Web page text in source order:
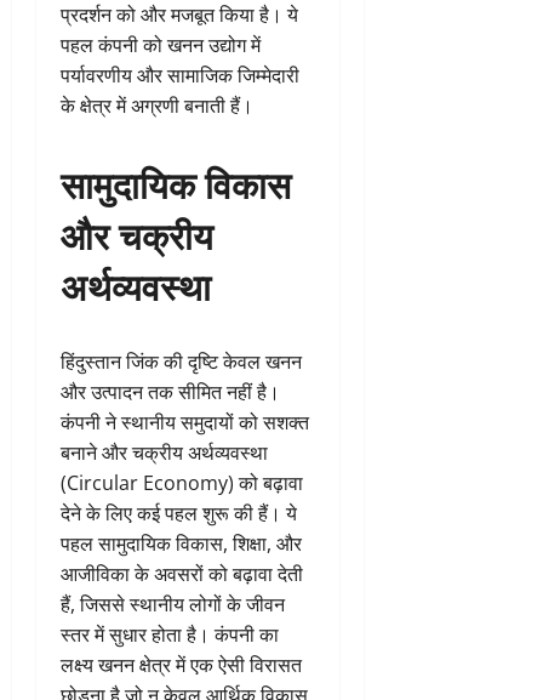
प्रदर्शन को और मजबूत किया है। ये
पहल कंपनी को खनन उद्योग में
पर्यावरणीय और सामाजिक जिम्मेदारी
के क्षेत्र में अग्रणी बनाती हैं।
सामुदायिक विकास
और चक्रीय
अर्थव्यवस्था
हिंदुस्तान जिंक की दृष्टि केवल खनन
और उत्पादन तक सीमित नहीं है।
कंपनी ने स्थानीय समुदायों को सशक्त
बनाने और चक्रीय अर्थव्यवस्था
(Circular Economy) को बढ़ावा
देने के लिए कई पहल शुरू की हैं। ये
पहल सामुदायिक विकास, शिक्षा, और
आजीविका के अवसरों को बढ़ावा देती
हैं, जिससे स्थानीय लोगों के जीवन
स्तर में सुधार होता है। कंपनी का
लक्ष्य खनन क्षेत्र में एक ऐसी विरासत